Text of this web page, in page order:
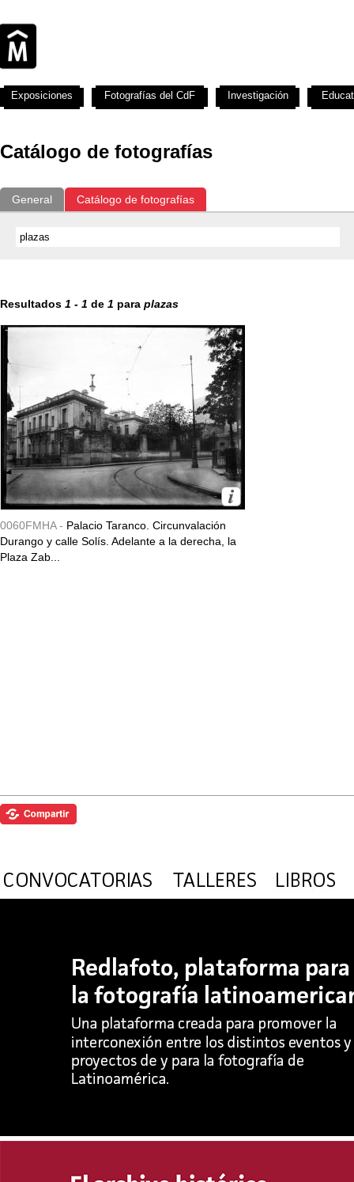
Catálogo de fotografías
General Catálogo de fotografías
Resultados 1 - 1 de 1 para plazas
0060FMHA - Palacio Taranco. Circunvalación
Durango y calle Solís. Adelante a la derecha, la
Plaza Zab...
Exposiciones Fotografías del CdF Investigación